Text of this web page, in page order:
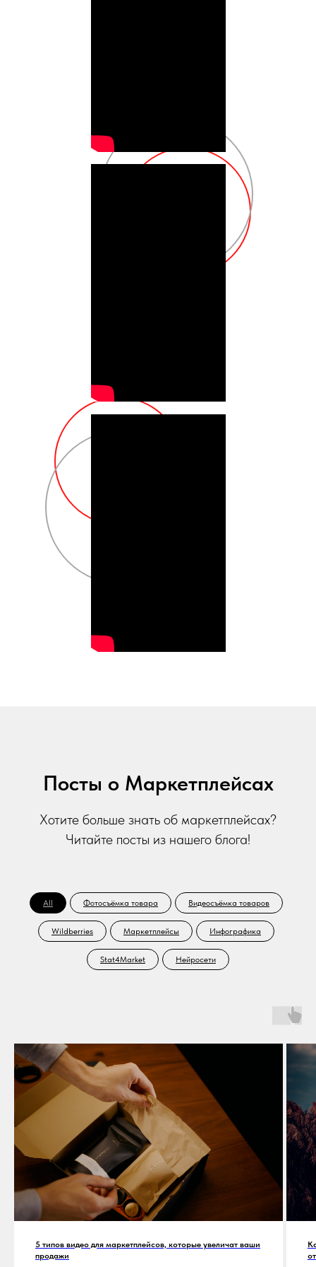
Посты о Маркетплейсах
Хотите больше знать об маркетплейсах?
Читайте посты из нашего блога!
All Фотосъёмка товара Видеосъёмка товаров
Wildberries Маркетплейсы Инфографика
Stat4Market Нейросети
5 типов видео для маркетплейсов, которые увеличат ваши
продажи